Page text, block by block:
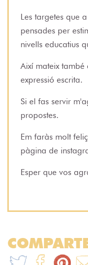
Les targetes que
pensades per
nivells educatius
Així mateix
expressió escrita.
Si el fas servir
propostes.
Em faràs molt
pàgina de
Esper que vos